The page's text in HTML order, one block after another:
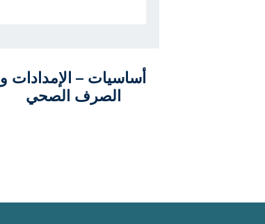
أساسيات – الإمدادات و
الصرف الصحي